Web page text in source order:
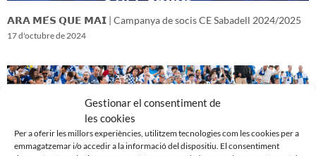
Gestionar el consentiment de
les cookies
Per a oferir les millors experiències, utilitzem tecnologies com les cookies per a
emmagatzemar i/o accedir a la informació del dispositiu. El consentiment
𝗔𝗥𝗔 𝗠𝗘́𝗦 𝗤𝗨𝗘 𝗠𝗔𝗜 | Campanya de socis CE Sabadell 2024/2025
17 d'octubre de 2024